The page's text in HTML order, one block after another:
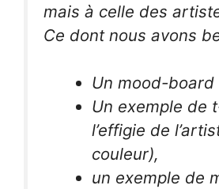
mais à celle des
Ce dont nous avons
Un mood-board
Un exemple de
l’effigie de
couleur),
un exemple de